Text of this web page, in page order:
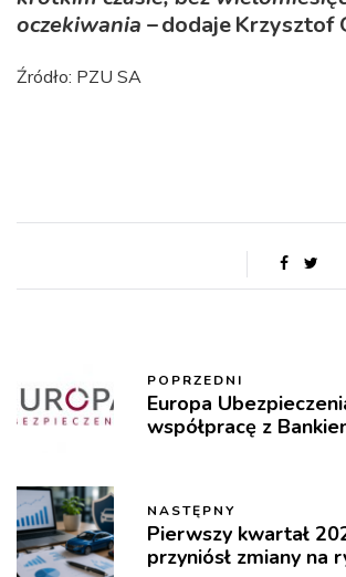
oczekiwania – dodaje Krzysztof
Źródło: PZU SA
POPRZEDNI
Europa
współpracę z
NASTĘPNY
Pierwszy kwartał
przyniósł zmiany na